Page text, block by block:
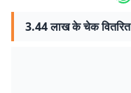
3.44 लाख के चेक वितरित